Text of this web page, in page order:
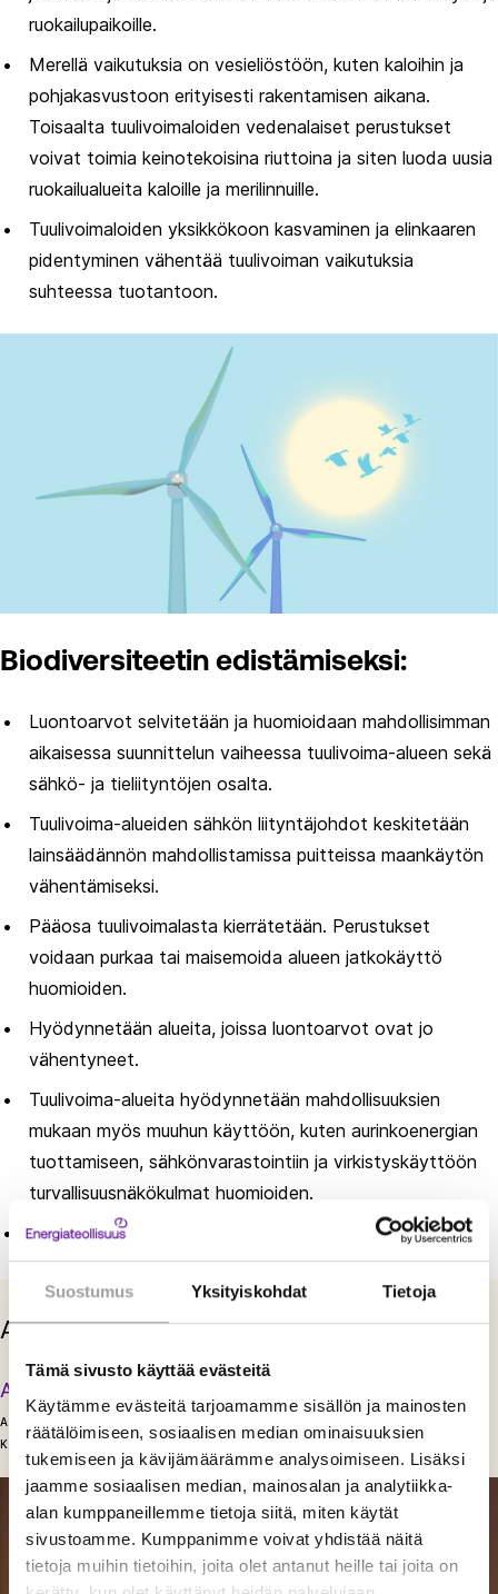
Suostumus Yksityiskohdat Tietoja
Tämä sivusto käyttää evästeitä
Käytämme evästeitä tarjoamamme sisällön ja mainosten
räätälöimiseen, sosiaalisen median ominaisuuksien
tukemiseen ja kävijämäärämme analysoimiseen. Lisäksi
jaamme sosiaalisen median, mainosalan ja analytiikka-
alan kumppaneillemme tietoja siitä, miten käytät
sivustoamme. Kumppanimme voivat yhdistää näitä
tietoja muihin tietoihin, joita olet antanut heille tai joita on
ruokailupaikoille. ​
Merellä vaikutuksia on vesieliöstöön, kuten kaloihin ja
pohjakasvustoon erityisesti rakentamisen aikana.
Toisaalta tuulivoimaloiden vedenalaiset perustukset
voivat toimia keinotekoisina riuttoina ja siten luoda uusia
ruokailualueita kaloille ja merilinnuille.​
Tuulivoimaloiden yksikkökoon kasvaminen ja elinkaaren
pidentyminen vähentää tuulivoiman vaikutuksia
suhteessa tuotantoon. ​
Biodiversiteetin edistämiseksi:
Luontoarvot selvitetään ja huomioidaan mahdollisimman
aikaisessa suunnittelun vaiheessa tuulivoima-alueen sekä
sähkö- ja tieliityntöjen osalta.
Tuulivoima-alueiden sähkön liityntäjohdot keskitetään
lainsäädännön mahdollistamissa puitteissa maankäytön
vähentämiseksi.
Pääosa tuulivoimalasta kierrätetään. Perustukset
voidaan purkaa tai maisemoida alueen jatkokäyttö
huomioiden.
Hyödynnetään alueita, joissa luontoarvot ovat jo
vähentyneet.
Tuulivoima-alueita hyödynnetään mahdollisuuksien
mukaan myös muuhun käyttöön, kuten aurinkoenergian
tuottamiseen, sähkönvarastointiin ja virkistyskäyttöön
turvallisuusnäkökulmat huomioiden.
Linnustoa seurataan tutkalla erityisillä lintualueilla.
Asiantuntijamme tällä aihealueella
Annina Alasaari
ASIANTUNTIJA
KESTÄVÄ KASVU